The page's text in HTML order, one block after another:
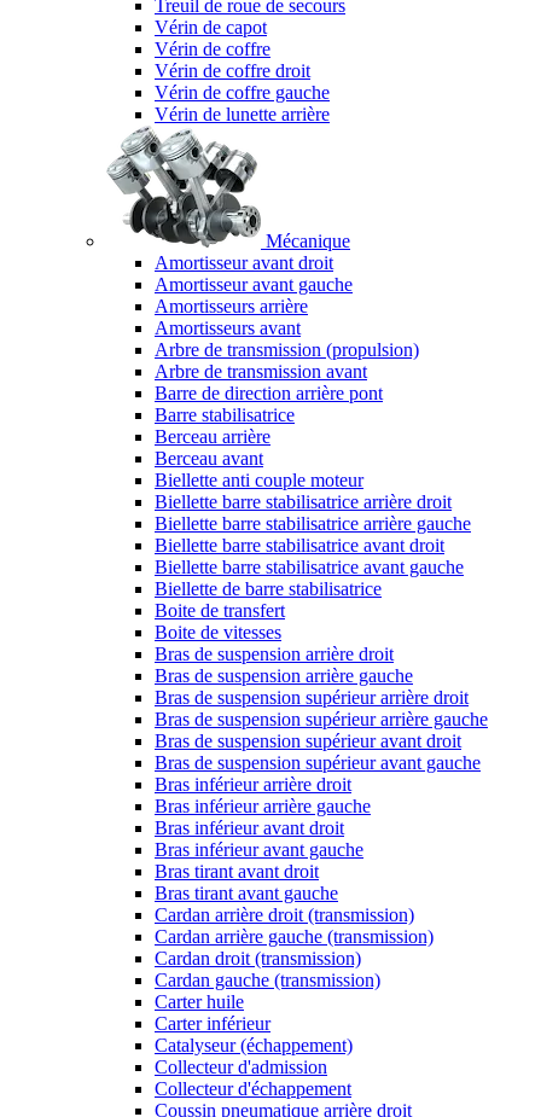
Treuil de roue de secours
Vérin de capot
Vérin de coffre
Vérin de coffre droit
Vérin de coffre gauche
Vérin de lunette arrière
Mécanique
Amortisseur avant droit
Amortisseur avant gauche
Amortisseurs arrière
Amortisseurs avant
Arbre de transmission (propulsion)
Arbre de transmission avant
Barre de direction arrière pont
Barre stabilisatrice
Berceau arrière
Berceau avant
Biellette anti couple moteur
Biellette barre stabilisatrice arrière droit
Biellette barre stabilisatrice arrière gauche
Biellette barre stabilisatrice avant droit
Biellette barre stabilisatrice avant gauche
Biellette de barre stabilisatrice
Boite de transfert
Boite de vitesses
Bras de suspension arrière droit
Bras de suspension arrière gauche
Bras de suspension supérieur arrière droit
Bras de suspension supérieur arrière gauche
Bras de suspension supérieur avant droit
Bras de suspension supérieur avant gauche
Bras inférieur arrière droit
Bras inférieur arrière gauche
Bras inférieur avant droit
Bras inférieur avant gauche
Bras tirant avant droit
Bras tirant avant gauche
Cardan arrière droit (transmission)
Cardan arrière gauche (transmission)
Cardan droit (transmission)
Cardan gauche (transmission)
Carter huile
Carter inférieur
Catalyseur (échappement)
Collecteur d'admission
Collecteur d'échappement
Coussin pneumatique arrière droit